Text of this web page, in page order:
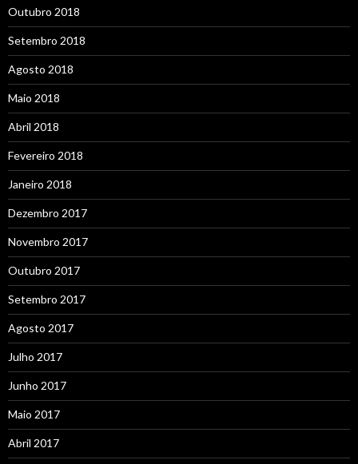
Outubro 2018
Setembro 2018
Agosto 2018
Maio 2018
Abril 2018
Fevereiro 2018
Janeiro 2018
Dezembro 2017
Novembro 2017
Outubro 2017
Setembro 2017
Agosto 2017
Julho 2017
Junho 2017
Maio 2017
Abril 2017